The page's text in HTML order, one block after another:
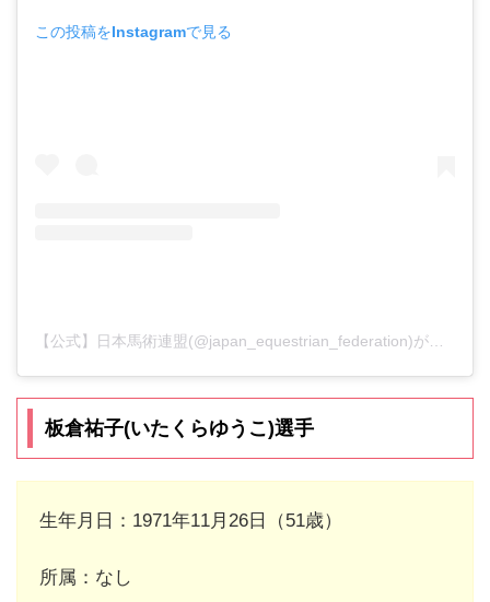
この投稿をInstagramで見る
板倉祐子(いたくらゆうこ)選手
生年月日：1971年11月26日（51歳）
所属：なし